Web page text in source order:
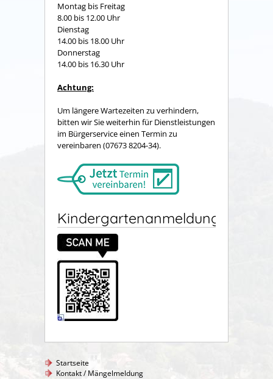
Montag bis Freitag
8.00 bis 12.00 Uhr
Dienstag
14.00 bis 18.00 Uhr
Donnerstag
14.00 bis 16.30 Uhr
Achtung:
Um längere Wartezeiten zu verhindern,
bitten wir Sie weiterhin für Dienstleistungen
im Bürgerservice einen Termin zu
vereinbaren (07673 8204-34).
Kindergartenanmeldung
Startseite
Kontakt / Mängelmeldung